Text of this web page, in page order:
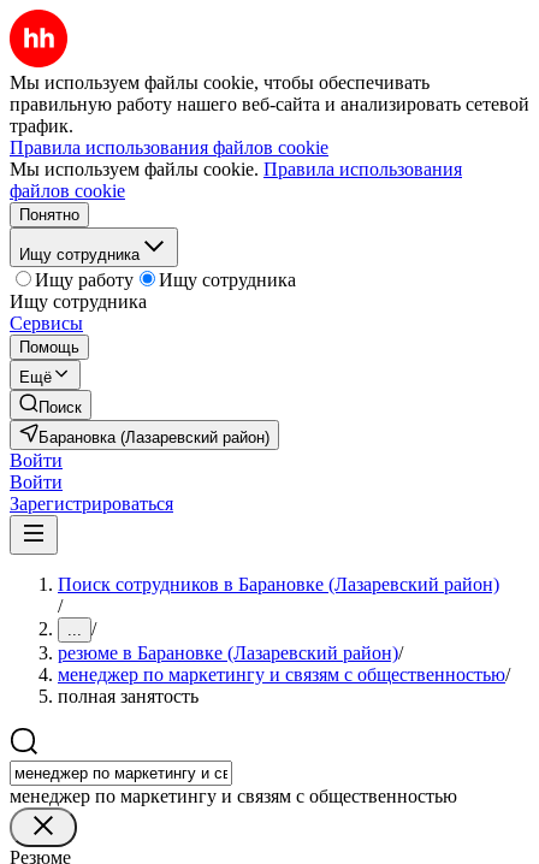
Мы используем файлы cookie, чтобы обеспечивать
правильную работу нашего веб-сайта и анализировать сетевой
трафик.
Правила использования файлов cookie
Мы используем файлы cookie. Правила использования
файлов cookie
Понятно
Ищу сотрудника
Ищу работу
Ищу сотрудника
Ищу сотрудника
Сервисы
Помощь
Ещё
Поиск
Барановка (Лазаревский район)
Войти
Войти
Зарегистрироваться
Поиск сотрудников в Барановке (Лазаревский район)
/
... /
резюме в Барановке (Лазаревский район)/
менеджер по маркетингу и связям с общественностью/
полная занятость
менеджер по маркетингу и связям с общественностью
Резюме